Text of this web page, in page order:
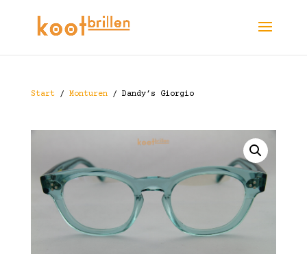
Start/ Monturen/ Dandy’s Giorgio